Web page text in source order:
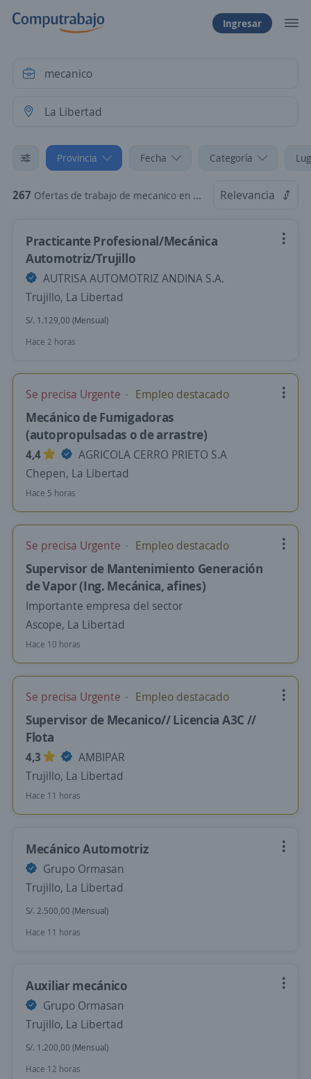
Ingresar
Provincia Fecha Categoría
267 Ofertas de trabajo de mecanico en La Libertad Relevancia
Practicante Profesional/Mecánica
Automotriz/Trujillo
AUTRISA AUTOMOTRIZ ANDINA S.A.
Trujillo, La Libertad
S/. 1.129,00 (Mensual)
Hace 2 horas
Se precisa Urgente Empleo destacado
Mecánico de Fumigadoras
(autopropulsadas o de arrastre)
4,4
AGRICOLA CERRO PRIETO S.A
Chepen, La Libertad
Hace 5 horas
Se precisa Urgente Empleo destacado
Supervisor de Mantenimiento Generación
de Vapor (Ing. Mecánica, afines)
Importante empresa del sector
Ascope, La Libertad
Hace 10 horas
Se precisa Urgente Empleo destacado
Supervisor de Mecanico// Licencia A3C //
Flota
4,3
AMBIPAR
Trujillo, La Libertad
Hace 11 horas
Mecánico Automotriz
Grupo Ormasan
Trujillo, La Libertad
S/. 2.500,00 (Mensual)
Hace 11 horas
Auxiliar mecánico
Grupo Ormasan
Trujillo, La Libertad
S/. 1.200,00 (Mensual)
Hace 12 horas